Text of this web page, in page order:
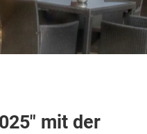
mit der